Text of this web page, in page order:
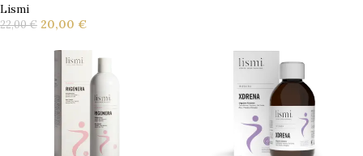
Lismi
22,00€ 20,00 €